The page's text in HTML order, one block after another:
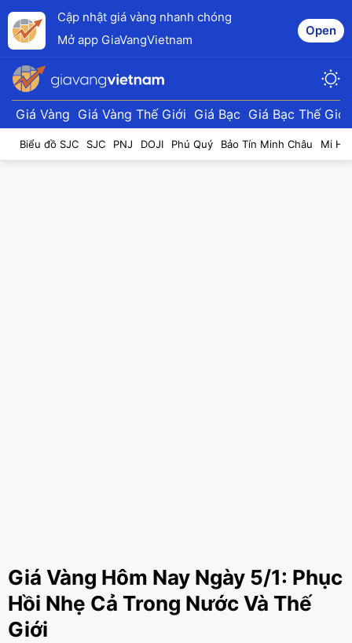
Cập nhật giá vàng nhanh chóng
Mở app GiaVangVietnam
Open
Giá Vàng Giá Vàng Thế Giới Giá Bạc Giá Bạc Thế Giới
Biểu đồ SJC SJC PNJ DOJI Phú Quý Bảo Tín Minh Châu Mi
Giá Vàng Hôm Nay Ngày 5/1: Phục
Hồi Nhẹ Cả Trong Nước Và Thế
Giới